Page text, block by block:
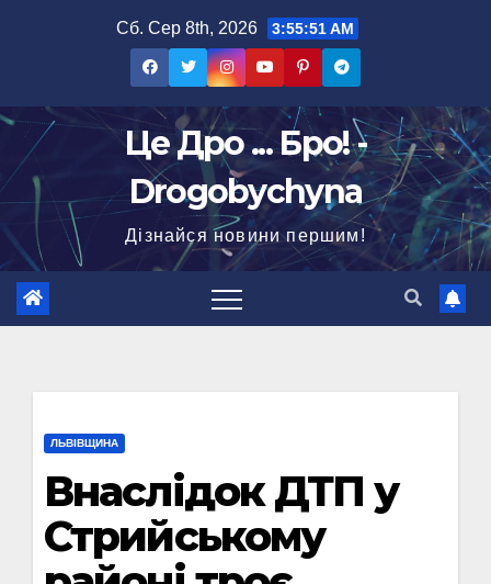
Сб. Сер 8th, 2026 3:55:52 AM
Це Дро ... Бро! -
Drogobychyna
Дізнайся новини першим!
ЛЬВІВЩИНА
Внаслідок ДТП у
Стрийському